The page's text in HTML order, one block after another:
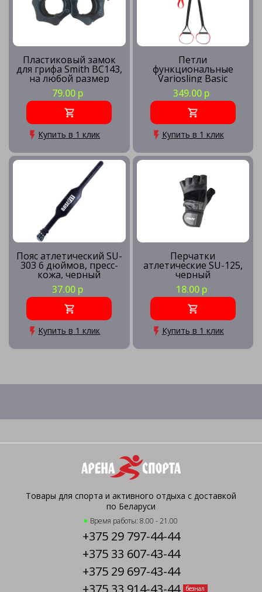
Пластиковый замок
для грифа Smith BC143,
на любой размер
(Пара)
79.00 р
Купить в 1 клик
Петли
функциональные
Variosling Basic
349.00 р
Купить в 1 клик
Пояс атлетический SU-
303 6 дюймов, пресс-
кожа, черный
37.00 р
Купить в 1 клик
Перчатки
атлетические SU-125,
черный
18.00 р
Купить в 1 клик
Товары для спорта и активного отдыха с доставкой
по Беларуси
Время работы: 8.00 - 21.00
+375 29 797-44-44
+375 33 607-43-44
+375 29 697-43-44
+375 33 914-43-44
безнал